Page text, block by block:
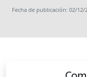
Fecha de publicación: 02/12/